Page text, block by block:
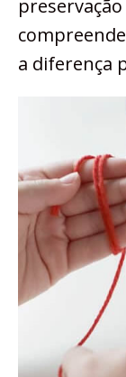
a diferença